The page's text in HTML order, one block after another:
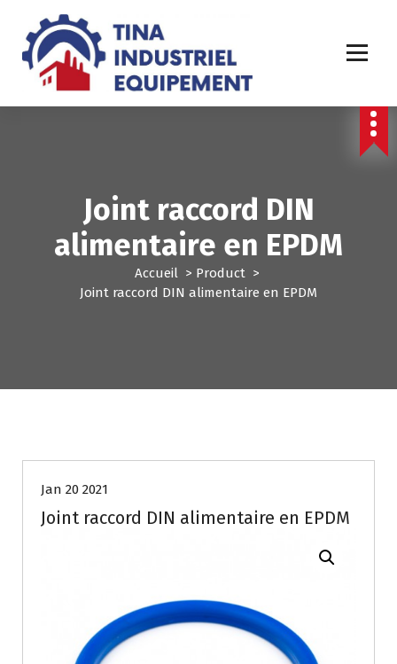
a
Joint raccord DIN
alimentaire en EPDM
Accueil> Product>
Joint raccord DIN alimentaire en EPDM
Jan 20 2021
Joint raccord DIN alimentaire en EPDM